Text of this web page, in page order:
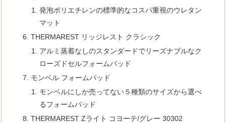
発泡ポリエチレンの標準的なコスパ重視のウレタン
マット
THERMAREST リッジレスト クラシック
アルミ蒸着なしのスタンダードでリーズナブルなク
ローズドセルフォームパッド
モンベル フォームパッド
モンベルにしか売ってない５種類のサイズから選べ
るフォームパッド
THERMAREST Zライト コヨーテ/グレー 30302